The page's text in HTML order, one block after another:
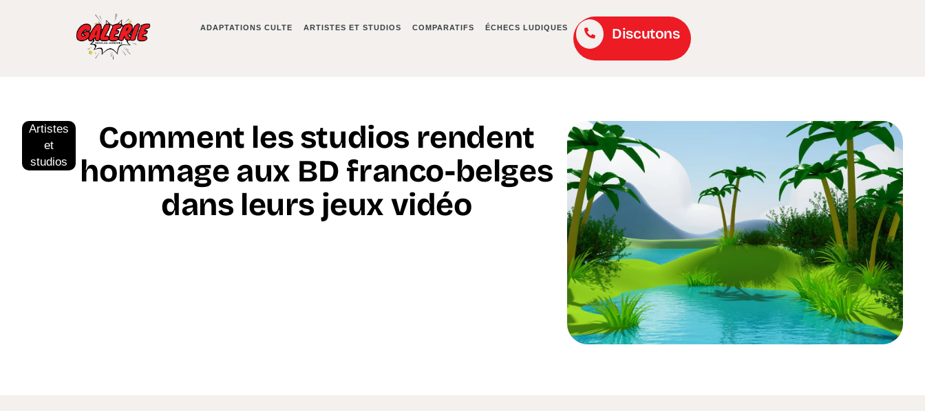
ADAPTATIONS CULTE ARTISTES ET STUDIOS COMPARATIFS ÉCHECS LUDIQUES Discutons
Artistes
et
studios
Comment les studios rendent
hommage aux BD franco-belges
dans leurs jeux vidéo